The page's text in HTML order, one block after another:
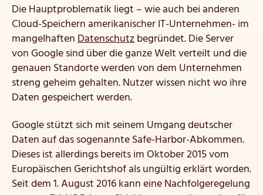
Die Hauptproblematik liegt – wie auch bei anderen
Cloud-Speichern amerikanischer IT-Unternehmen- im
mangelhaftenDatenschutzbegründet. Die Server
von Google sind über die ganze Welt verteilt und die
genauen Standorte werden von dem Unternehmen
streng geheim gehalten. Nutzer wissen nicht wo ihre
Daten gespeichert werden.
Google stützt sich mit seinem Umgang deutscher
Daten auf das sogenannte Safe-Harbor-Abkommen.
Dieses ist allerdings bereits im Oktober 2015 vom
Europäischen Gerichtshof als ungültig erklärt worden.
Seit dem 1. August 2016 kann eine Nachfolgeregelung